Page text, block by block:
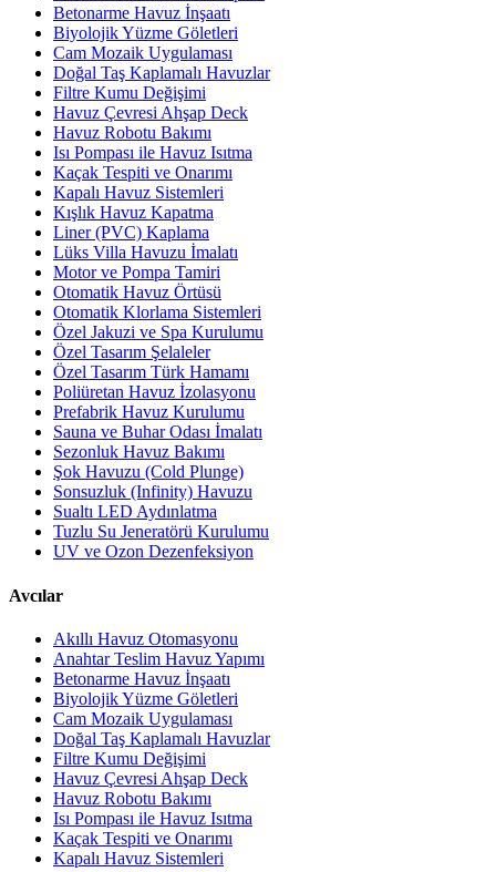
Betonarme Havuz İnşaatı
Biyolojik Yüzme Göletleri
Cam Mozaik Uygulaması
Doğal Taş Kaplamalı Havuzlar
Filtre Kumu Değişimi
Havuz Çevresi Ahşap Deck
Havuz Robotu Bakımı
Isı Pompası ile Havuz Isıtma
Kaçak Tespiti ve Onarımı
Kapalı Havuz Sistemleri
Kışlık Havuz Kapatma
Liner (PVC) Kaplama
Lüks Villa Havuzu İmalatı
Motor ve Pompa Tamiri
Otomatik Havuz Örtüsü
Otomatik Klorlama Sistemleri
Özel Jakuzi ve Spa Kurulumu
Özel Tasarım Şelaleler
Özel Tasarım Türk Hamamı
Poliüretan Havuz İzolasyonu
Prefabrik Havuz Kurulumu
Sauna ve Buhar Odası İmalatı
Sezonluk Havuz Bakımı
Şok Havuzu (Cold Plunge)
Sonsuzluk (Infinity) Havuzu
Sualtı LED Aydınlatma
Tuzlu Su Jeneratörü Kurulumu
UV ve Ozon Dezenfeksiyon
Avcılar
Akıllı Havuz Otomasyonu
Anahtar Teslim Havuz Yapımı
Betonarme Havuz İnşaatı
Biyolojik Yüzme Göletleri
Cam Mozaik Uygulaması
Doğal Taş Kaplamalı Havuzlar
Filtre Kumu Değişimi
Havuz Çevresi Ahşap Deck
Havuz Robotu Bakımı
Isı Pompası ile Havuz Isıtma
Kaçak Tespiti ve Onarımı
Kapalı Havuz Sistemleri